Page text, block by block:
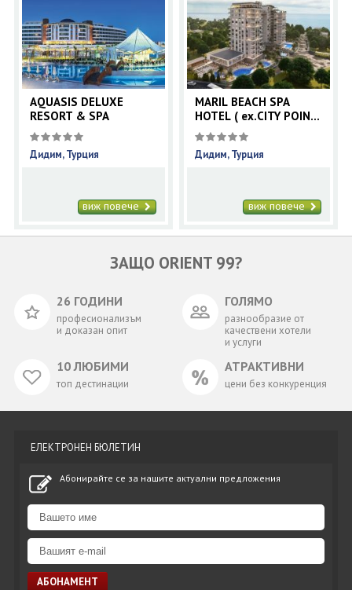
AQUASIS DELUXE
RESORT & SPA
Дидим, Турция
виж повече
MARIL BEACH SPA
HOTEL ( ex.CITY POINT
)
Дидим, Турция
виж повече
ЗАЩО ORIENT 99?
26 ГОДИНИ
професионализъм
и доказан опит
ГОЛЯМО
разнообразие от
качествени хотели
и услуги
10 ЛЮБИМИ
топ дестинации
АТРАКТИВНИ
цени без конкуренция
ЕЛЕКТРОНЕН БЮЛЕТИН
Абонирайте се за нашите актуални предложения